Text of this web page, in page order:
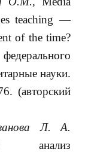
teaching —
of the time?
науки.
(авторский
Л. А.
анализ